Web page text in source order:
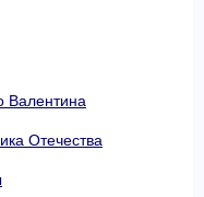
Валентина
Отечества